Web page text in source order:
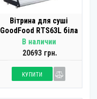
Вітрина для суші
GoodFood RTS63L біла
В наличии
20693 грн.
КУПИТИ